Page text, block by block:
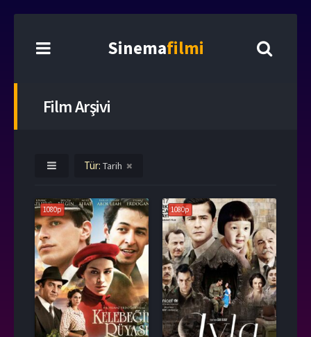
Sinemafilmi
Film Arşivi
Tür: Tarih
1080p 1080p